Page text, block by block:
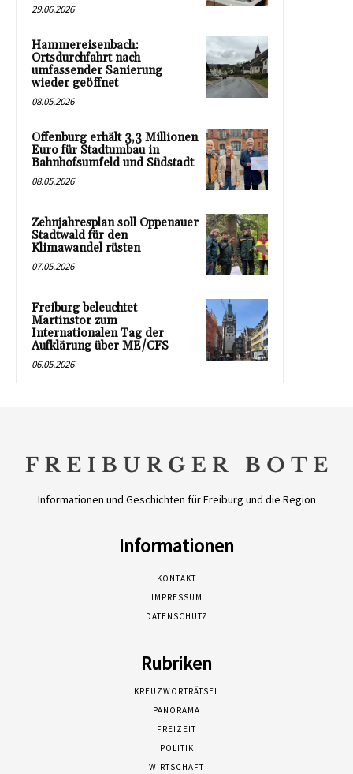
29.06.2026
Hammereisenbach:
Ortsdurchfahrt nach
umfassender Sanierung
wieder geöffnet
08.05.2026
Offenburg erhält 3,3 Millionen
Euro für Stadtumbau in
Bahnhofsumfeld und Südstadt
08.05.2026
Zehnjahresplan soll Oppenauer
Stadtwald für den
Klimawandel rüsten
07.05.2026
Freiburg beleuchtet
Martinstor zum
Internationalen Tag der
Aufklärung über ME/CFS
06.05.2026
Informationen und Geschichten für Freiburg und die Region
Informationen
KONTAKT
IMPRESSUM
DATENSCHUTZ
Rubriken
KREUZWORTRÄTSEL
PANORAMA
FREIZEIT
POLITIK
WIRTSCHAFT